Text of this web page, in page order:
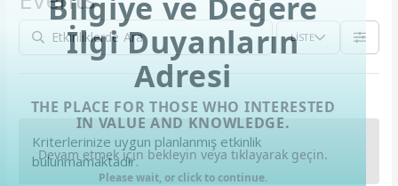
İlgi Duyanların
Adresi
THE PLACE FOR THOSE WHO INTERESTED
IN VALUE AND KNOWLEDGE.
Devam etmek için bekleyin veya tıklayarak geçin.
Please wait, or click to continue.
LISTE
Kriterlerinize uygun planlanmış etkinlik
bulunmamaktadır.